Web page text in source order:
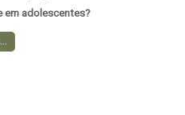
em adolescentes?